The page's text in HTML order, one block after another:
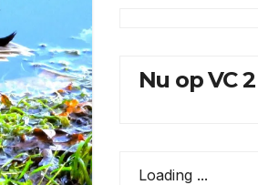
Nu op VC 2
Loading ...